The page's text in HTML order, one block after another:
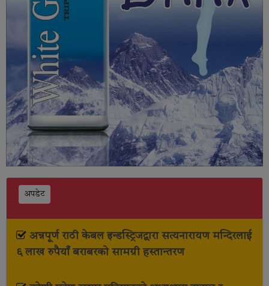
अपडेट
अन्नपूर्ण राठी केबल इन्डस्ट्रिजद्वारा सत्यनारायण मन्दिरलाई
६ लाख रुपैयाँ बराबरको सामग्री हस्तान्तरण